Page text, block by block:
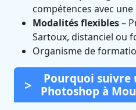
compétences avec
Modalités flexibles–
Sartoux, distanciel ou
Organisme de
Pourquoi
Photoshop à